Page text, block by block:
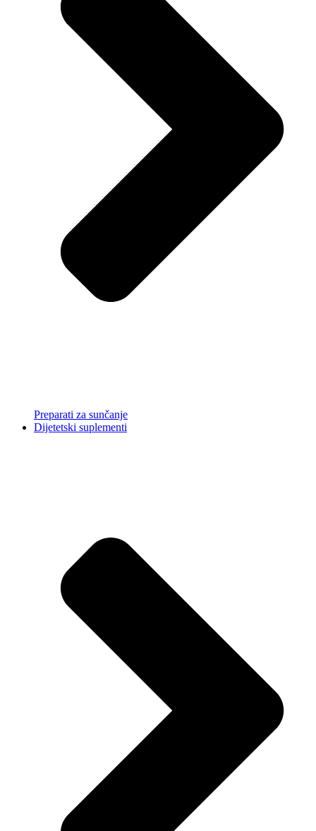
Preparati za sunčanje
Dijetetski suplementi